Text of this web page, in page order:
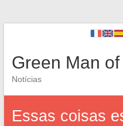
Green Man
Notícias
Essas coisas